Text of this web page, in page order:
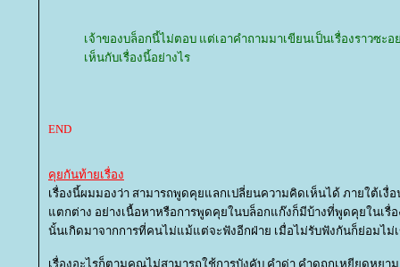
เจ้าของบล็อกนี้ไม่ตอบ แต่เอาคำถามมาเขียนเป็นเรื่องราวซะ
เห็นกับเรื่องนี้อย่างไร
END
คุยกันท้ายเรื่อง
เรื่องนี้ผมมองว่า สามารถพูดคุยแลกเปลี่ยนความคิดเห็นได้ ภายใต้เงื่
ตกต่าง อย่างเนื้อหาหรือการพูดคุยในบล็อกแก๊งก็มีบ้างที่พูดคุยในเรื่
นั้นเกิดมาจากการที่คนไม่แม้แต่จะฟังอีกฝ่าย เมื่อไม่รับฟังกันก็ย่อมไม่
เรื่องอะไรก็ตามคุณไม่สามารถใช้การบังคับ คำด่า คำดูถูกเหยียดหย